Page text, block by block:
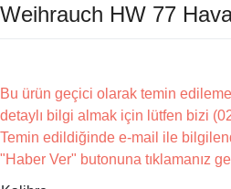
Weihrauch HW 77
Bu ürün geçici olarak temin
detaylı bilgi almak için lütfen bizi
Temin edildiğinde e-mail ile
"Haber Ver" butonuna tıklamanız